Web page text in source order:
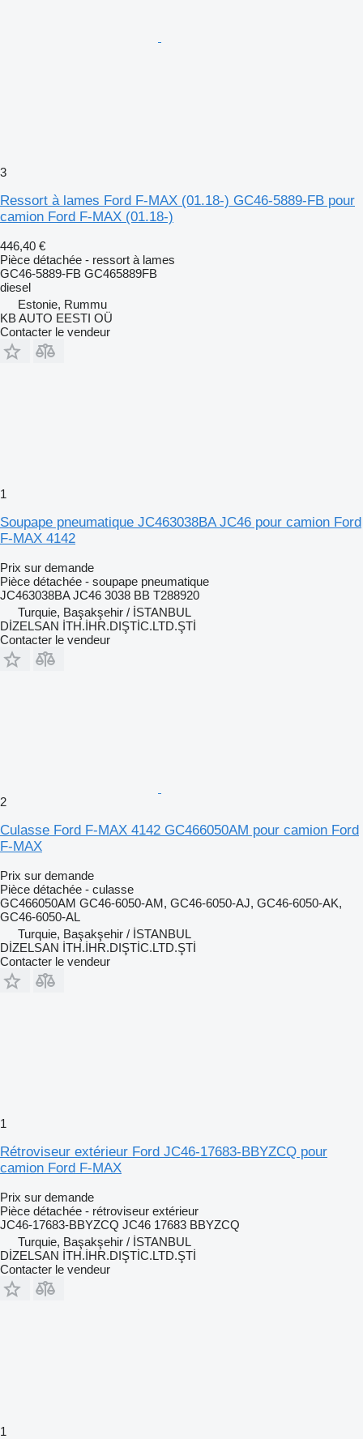
3
Ressort à lames Ford F-MAX (01.18-) GC46-5889-FB pour
camion Ford F-MAX (01.18-)
446,40 €
Pièce détachée - ressort à lames
GC46-5889-FB GC465889FB
diesel
Estonie, Rummu
KB AUTO EESTI OÜ
Contacter le vendeur
1
Soupape pneumatique JC463038BA JC46 pour camion Ford
F-MAX 4142
Prix sur demande
Pièce détachée - soupape pneumatique
JC463038BA JC46 3038 BB T288920
Turquie, Başakşehir / İSTANBUL
DİZELSAN İTH.İHR.DIŞTİC.LTD.ŞTİ
Contacter le vendeur
2
Culasse Ford F-MAX 4142 GC466050AM pour camion Ford
F-MAX
Prix sur demande
Pièce détachée - culasse
GC466050AM GC46-6050-AM, GC46-6050-AJ, GC46-6050-AK,
GC46-6050-AL
Turquie, Başakşehir / İSTANBUL
DİZELSAN İTH.İHR.DIŞTİC.LTD.ŞTİ
Contacter le vendeur
1
Rétroviseur extérieur Ford JC46-17683-BBYZCQ pour
camion Ford F-MAX
Prix sur demande
Pièce détachée - rétroviseur extérieur
JC46-17683-BBYZCQ JC46 17683 BBYZCQ
Turquie, Başakşehir / İSTANBUL
DİZELSAN İTH.İHR.DIŞTİC.LTD.ŞTİ
Contacter le vendeur
1